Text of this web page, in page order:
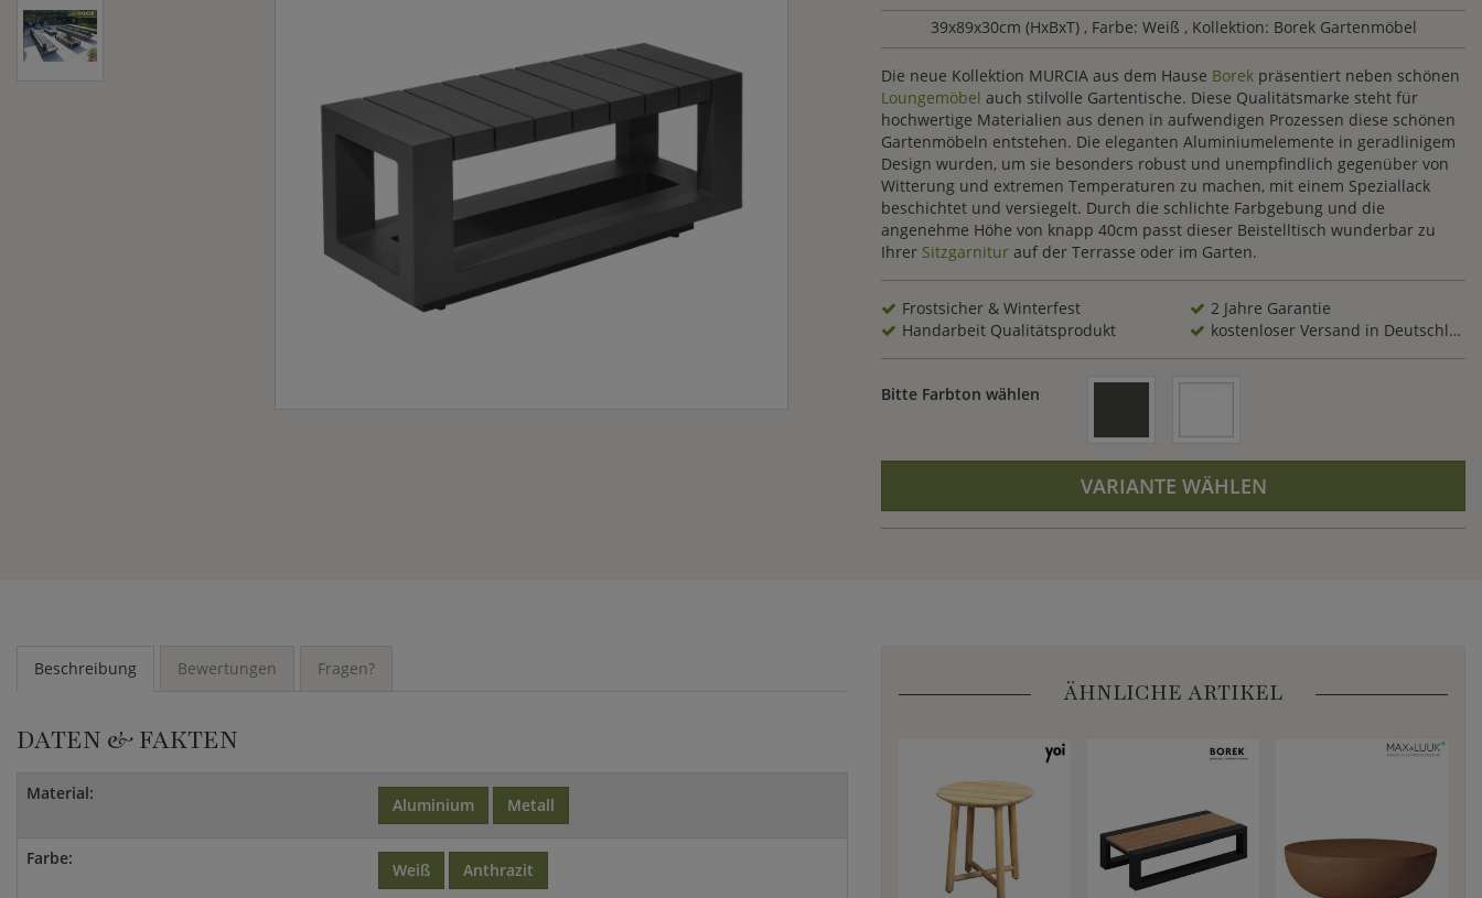
39x89x30cm (HxBxT) , Farbe: Weiß , Kollektion: Borek Gartenmöbel
Die neue Kollektion MURCIA aus dem Hause Borek präsentiert neben schönen
Loungemöbel auch stilvolle Gartentische. Diese Qualitätsmarke steht für
hochwertige Materialien aus denen in aufwendigen Prozessen diese schönen
Gartenmöbeln entstehen. Die eleganten Aluminiumelemente in geradlinigem
Design wurden, um sie besonders robust und unempfindlich gegenüber von
Witterung und extremen Temperaturen zu machen, mit einem Speziallack
beschichtet und versiegelt. Durch die schlichte Farbgebung und die
angenehme Höhe von knapp 40cm passt dieser Beistelltisch wunderbar zu
Ihrer Sitzgarnitur auf der Terrasse oder im Garten.
Frostsicher & Winterfest
2 Jahre Garantie
Handarbeit Qualitätsprodukt
kostenloser Versand in Deutschland
Bitte Farbton wählen
VARIANTE WÄHLEN
Beschreibung Bewertungen Fragen?
DATEN & FAKTEN
Material:
Aluminium Metall
Farbe:
Weiß Anthrazit
ÄHNLICHE ARTIKEL